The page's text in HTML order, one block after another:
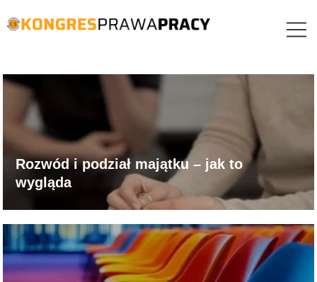
Rozwód i podział majątku – jak to
wygląda